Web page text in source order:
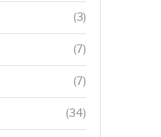
(3)
(7)
(7)
(34)